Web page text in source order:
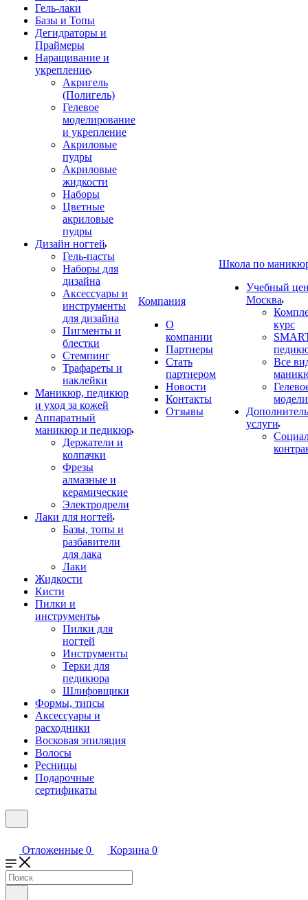
Гель-лаки
Базы и Топы
Дегидраторы и
Праймеры
Наращивание и
укрепление
Акригель
(Полигель)
Гелевое
моделирование
и укрепление
Акриловые
пудры
Акриловые
жидкости
Наборы
Цветные
акриловые
пудры
Дизайн ногтей
Гель-пасты
Наборы для
дизайна
Аксессуары и
инструменты
для дизайна
Пигменты и
блестки
Стемпинг
Трафареты и
наклейки
Маникюр, педикюр
и уход за кожей
Аппаратный
маникюр и педикюр
Держатели и
колпачки
Фрезы
алмазные и
керамические
Электродрели
Лаки для ногтей
Базы, топы и
разбавители
для лака
Лаки
Жидкости
Кисти
Пилки и
инструменты
Пилки для
ногтей
Инструменты
Терки для
педикюра
Шлифовщики
Формы, типсы
Аксессуары и
расходники
Восковая эпиляция
Волосы
Ресницы
Подарочные
сертификаты
Компания
О
компании
Партнеры
Стать
партнером
Новости
Контакты
Отзывы
Школа по
Учебный
Москва
курс
Все
услуги
Отложенные 0 Корзина 0